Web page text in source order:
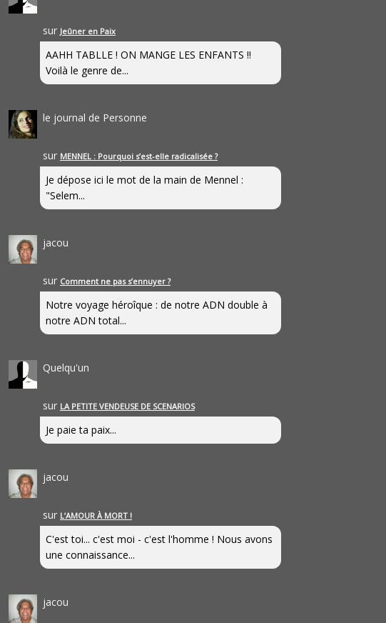
sur Jeûner en Paix
AAHH TABLLE ! ON MANGE LES ENFANTS !!
Voilà le genre de...
le journal de Personne
sur MENNEL : Pourquoi s’est-elle radicalisée ?
Je dépose ici le mot de la main de Mennel :
"Selem...
jacou
sur Comment ne pas s’ennuyer ?
Notre voyage héroîque : de notre ADN double à
notre ADN total...
Quelqu'un
sur LA PETITE VENDEUSE DE SCENARIOS
Je paie ta paix...
jacou
sur L’AMOUR À MORT !
C'est toi... c'est moi - c'est l'homme ! Nous avons
une connaissance...
jacou